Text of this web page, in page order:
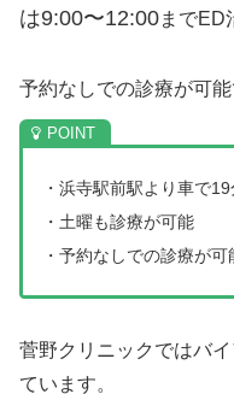
は9:00〜12:00までED
予約なしでの診療が可能
・浜寺駅前駅より車で19
・土曜も診療が可能
・予約なしでの診療が可
菅野クリニックではバ
ています。